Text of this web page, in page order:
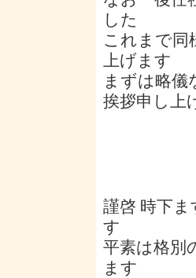
した
これまで同
上げます
まずは略
挨拶申し上
謹啓 時下
す
平素は格別
ます